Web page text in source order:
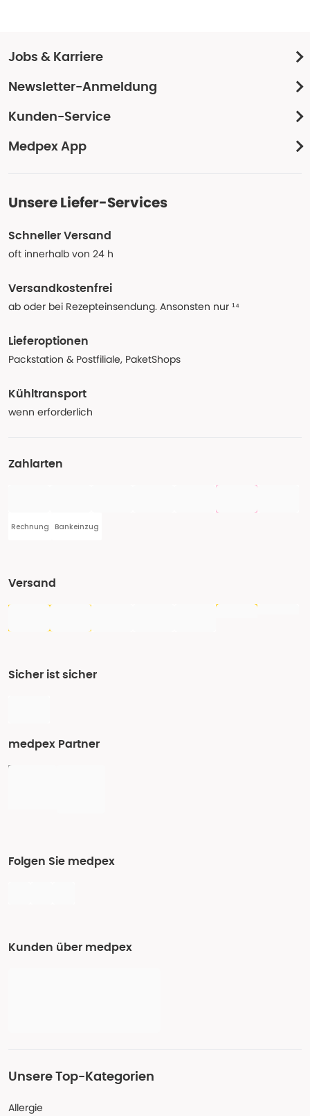
Jobs & Karriere
Newsletter-Anmeldung
Kunden-Service
Medpex App
Unsere Liefer-Services
Schneller Versand
oft innerhalb von 24 h
Versandkostenfrei
ab oder bei Rezepteinsendung. Ansonsten nur ¹⁴
Lieferoptionen
Packstation & Postfiliale, PaketShops
Kühltransport
wenn erforderlich
Zahlarten
Rechnung Bankeinzug
Versand
Sicher ist sicher
medpex Partner
Folgen Sie medpex
Kunden über medpex
Unsere Top-Kategorien
Allergie